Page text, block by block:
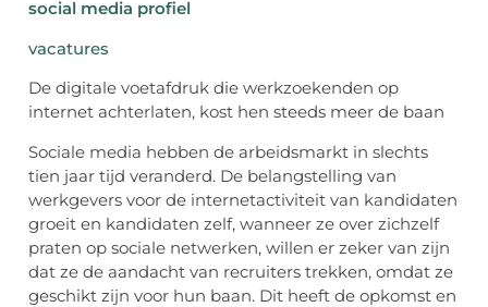
vacatures
De digitale voetafdruk die werkzoekenden op
internet achterlaten, kost hen steeds meer de baan
Sociale media hebben de arbeidsmarkt in slechts
tien jaar tijd veranderd. De belangstelling van
werkgevers voor de internetactiviteit van kandidaten
groeit en kandidaten zelf, wanneer ze over zichzelf
praten op sociale netwerken, willen er zeker van zijn
dat ze de aandacht van recruiters trekken, omdat ze
geschikt zijn voor hun baan. Dit heeft de opkomst en